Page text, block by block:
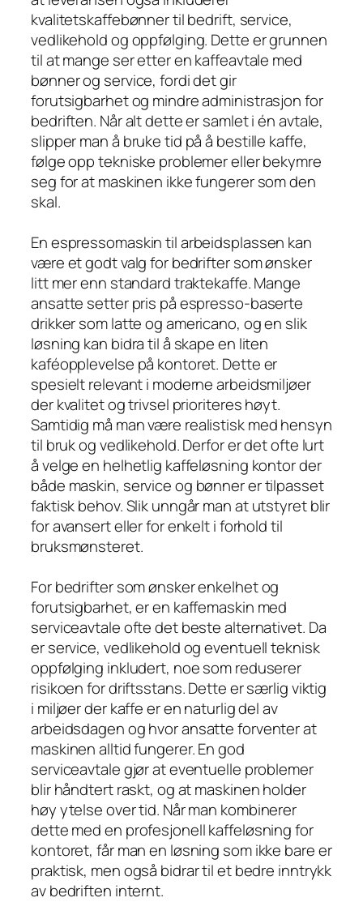
kvalitetskaffebønner til bedrift, service,
vedlikehold og oppfølging. Dette er grunnen
til at mange ser etter en kaffeavtale med
bønner og service, fordi det gir
forutsigbarhet og mindre administrasjon for
bedriften. Når alt dette er samlet i én avtale,
slipper man å bruke tid på å bestille kaffe,
følge opp tekniske problemer eller bekymre
seg for at maskinen ikke fungerer som den
skal.
En espressomaskin til arbeidsplassen kan
være et godt valg for bedrifter som ønsker
litt mer enn standard traktekaffe. Mange
ansatte setter pris på espresso-baserte
drikker som latte og americano, og en slik
løsning kan bidra til å skape en liten
kaféopplevelse på kontoret. Dette er
spesielt relevant i moderne arbeidsmiljøer
der kvalitet og trivsel prioriteres høyt.
Samtidig må man være realistisk med hensyn
til bruk og vedlikehold. Derfor er det ofte lurt
å velge en helhetlig kaffeløsning kontor der
både maskin, service og bønner er tilpasset
faktisk behov. Slik unngår man at utstyret blir
for avansert eller for enkelt i forhold til
bruksmønsteret.
For bedrifter som ønsker enkelhet og
forutsigbarhet, er en kaffemaskin med
serviceavtale ofte det beste alternativet. Da
er service, vedlikehold og eventuell teknisk
oppfølging inkludert, noe som reduserer
risikoen for driftsstans. Dette er særlig viktig
i miljøer der kaffe er en naturlig del av
arbeidsdagen og hvor ansatte forventer at
maskinen alltid fungerer. En god
serviceavtale gjør at eventuelle problemer
blir håndtert raskt, og at maskinen holder
høy ytelse over tid. Når man kombinerer
dette med en profesjonell kaffeløsning for
kontoret, får man en løsning som ikke bare er
praktisk, men også bidrar til et bedre inntrykk
av bedriften internt.